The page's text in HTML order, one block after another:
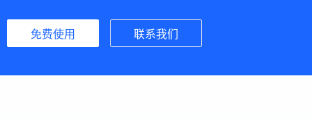
免费使用 联系我们